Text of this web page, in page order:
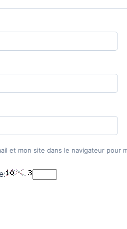
et mon site dans le navigateur pour